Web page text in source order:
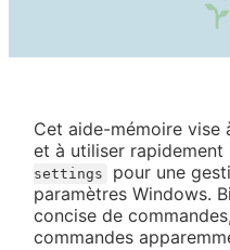
Cet aide-mémoire vise
et à utiliser rapidement
settings
pour une
paramètres Windows.
concise de
commandes